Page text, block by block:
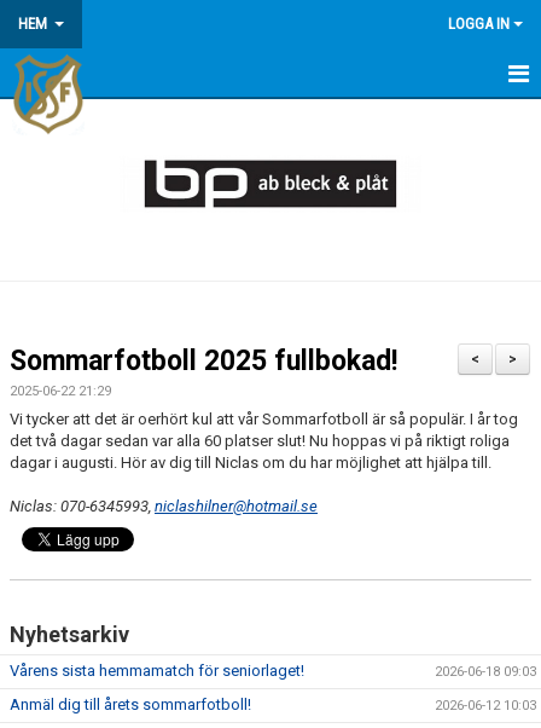
HEM LOGGA IN
HEM
ÅRSÖVERSIKT
>
<
Sommarfotboll 2025 fullbokad!
2025-06-22 21:29
Vi tycker att det är oerhört kul att vår Sommarfotboll är så populär. I år tog
det två dagar sedan var alla 60 platser slut! Nu hoppas vi på riktigt roliga
dagar i augusti. Hör av dig till Niclas om du har möjlighet att hjälpa till.
Niclas: 070-6345993, niclashilner@hotmail.se
Nyhetsarkiv
Vårens sista hemmamatch för seniorlaget! 2026-06-18 09:03
Anmäl dig till årets sommarfotboll! 2026-06-12 10:03